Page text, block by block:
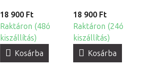
18 900 Ft
Raktáron (48ó
kiszállítás)
Kosárba
18 900 Ft
Raktáron (24ó
kiszállítás)
Kosárba